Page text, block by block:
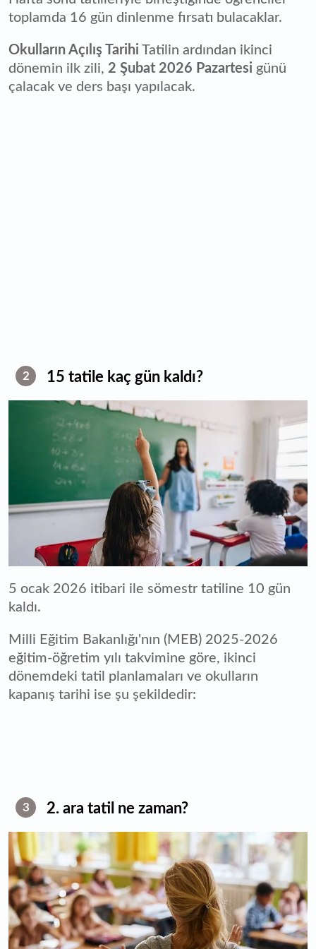
toplamda 16 gün dinlenme fırsatı bulacaklar.
Okulların Açılış Tarihi Tatilin ardından ikinci
dönemin ilk zili, 2 Şubat 2026 Pazartesi günü
çalacak ve ders başı yapılacak.
2 15 tatile kaç gün kaldı?
5 ocak 2026 itibari ile sömestr tatiline 10 gün
kaldı.
Milli Eğitim Bakanlığı'nın (MEB) 2025-2026
eğitim-öğretim yılı takvimine göre, ikinci
dönemdeki tatil planlamaları ve okulların
kapanış tarihi ise şu şekildedir:
3 2. ara tatil ne zaman?